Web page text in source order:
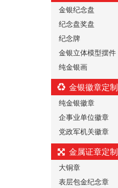
金银纪念盘
纪念盘奖盘
纪念牌
金银立体模型摆件
纯金银画
金银徽章定制
纯金银徽章
企事业单位徽章
党政军机关徽章
金属证章定制
大铜章
表层包金纪念章